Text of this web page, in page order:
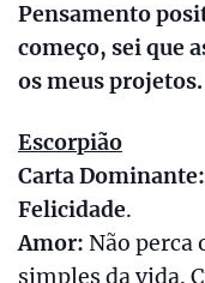
Pensamento
começo, sei que
os meus projetos.
Escorpião
Carta Dominante:
Felicidade.
Amor: Não perca
simples da vida.